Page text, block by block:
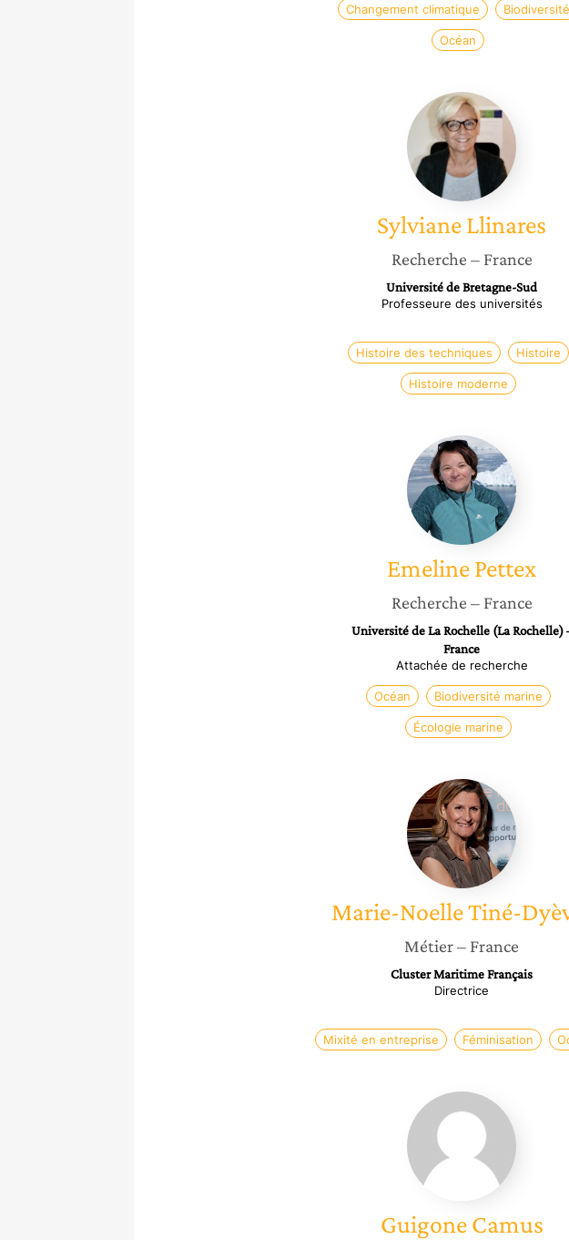
Changement climatique Biodiversité
Océan
Sylviane
Llinares
SylvianeLlinares
Recherche – France
Université de Bretagne-Sud
Professeure des universités
Histoire des techniques Histoire
Histoire moderne
Emeline
Pettex
EmelinePettex
Recherche – France
Université de La Rochelle (La Rochelle)
France
Attachée de recherche
Océan Biodiversité marine
Écologie marine
Marie-
Noelle
Tiné-
Dyèvre
Marie-NoelleTiné-
Métier– France
Cluster Maritime Français
Directrice
Mixité en entreprise Féminisation
Guigone
Camus
Guigone Camus